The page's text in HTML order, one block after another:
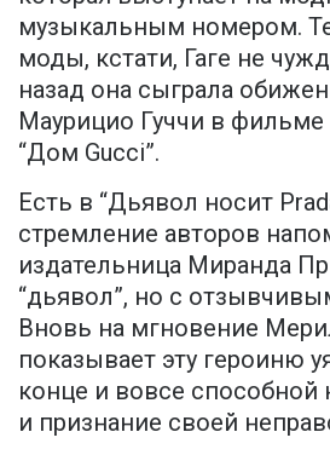
музыкальным номером.
моды, кстати, Гаге не
назад она сыграла
Маурицио Гуччи в
“Дом Gucci”.
Есть в “Дьявол носит
стремление авторов
издательница Миранда
“дьявол”, но с
Вновь на мгновение
показывает эту героиню
конце и вовсе
и признание своей